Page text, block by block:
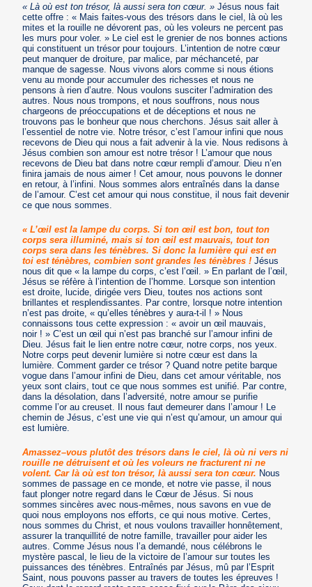
« Là où est ton trésor, là aussi sera ton cœur. » Jésus nous fait
cette offre : « Mais faites-vous des trésors dans le ciel, là où les
mites et la rouille ne dévorent pas, où les voleurs ne percent pas
les murs pour voler. » Le ciel est le grenier de nos bonnes actions
qui constituent un trésor pour toujours. L’intention de notre cœur
peut manquer de droiture, par malice, par méchanceté, par
manque de sagesse. Nous vivons alors comme si nous étions
venu au monde pour accumuler des richesses et nous ne
pensons à rien d’autre. Nous voulons susciter l’admiration des
autres. Nous nous trompons, et nous souffrons, nous nous
chargeons de préoccupations et de déceptions et nous ne
trouvons pas le bonheur que nous cherchons. Jésus sait aller à
l’essentiel de notre vie. Notre trésor, c’est l’amour infini que nous
recevons de Dieu qui nous a fait advenir à la vie. Nous redisons à
Jésus combien son amour est notre trésor ! L’amour que nous
recevons de Dieu bat dans notre cœur rempli d’amour. Dieu n’en
finira jamais de nous aimer ! Cet amour, nous pouvons le donner
en retour, à l’infini. Nous sommes alors entraînés dans la danse
de l’amour. C’est cet amour qui nous constitue, il nous fait devenir
ce que nous sommes.
« L’œil est la lampe du corps. Si ton œil est bon, tout ton
corps sera illuminé, mais si ton œil est mauvais, tout ton
corps sera dans les ténèbres. Si donc la lumière qui est en
toi est ténèbres, combien sont grandes les ténèbres ! Jésus
nous dit que « la lampe du corps, c’est l’œil. » En parlant de l’œil,
Jésus se réfère à l’intention de l’homme. Lorsque son intention
est droite, lucide, dirigée vers Dieu, toutes nos actions sont
brillantes et resplendissantes. Par contre, lorsque notre intention
n’est pas droite, « qu’elles ténèbres y aura-t-il ! » Nous
connaissons tous cette expression : « avoir un œil mauvais,
noir ! » C’est un œil qui n’est pas branché sur l’amour infini de
Dieu. Jésus fait le lien entre notre cœur, notre corps, nos yeux.
Notre corps peut devenir lumière si notre cœur est dans la
lumière. Comment garder ce trésor ? Quand notre petite barque
vogue dans l’amour infini de Dieu, dans cet amour véritable, nos
yeux sont clairs, tout ce que nous sommes est unifié. Par contre,
dans la désolation, dans l’adversité, notre amour se purifie
comme l’or au creuset. Il nous faut demeurer dans l’amour ! Le
chemin de Jésus, c’est une vie qui n’est qu’amour, un amour qui
est lumière.
Amassez–vous plutôt des trésors dans le ciel, là où ni vers ni
rouille ne détruisent et où les voleurs ne fracturent ni ne
volent. Car là où est ton trésor, là aussi sera ton cœur. Nous
sommes de passage en ce monde, et notre vie passe, il nous
faut plonger notre regard dans le Cœur de Jésus. Si nous
sommes sincères avec nous-mêmes, nous savons en vue de
quoi nous employons nos efforts, ce qui nous motive. Certes,
nous sommes du Christ, et nous voulons travailler honnêtement,
assurer la tranquillité de notre famille, travailler pour aider les
autres. Comme Jésus nous l’a demandé, nous célébrons le
mystère pascal, le lieu de la victoire de l’amour sur toutes les
puissances des ténèbres. Entraînés par Jésus, mû par l’Esprit
Saint, nous pouvons passer au travers de toutes les épreuves !